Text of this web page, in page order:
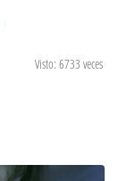
Visto: 6733 veces